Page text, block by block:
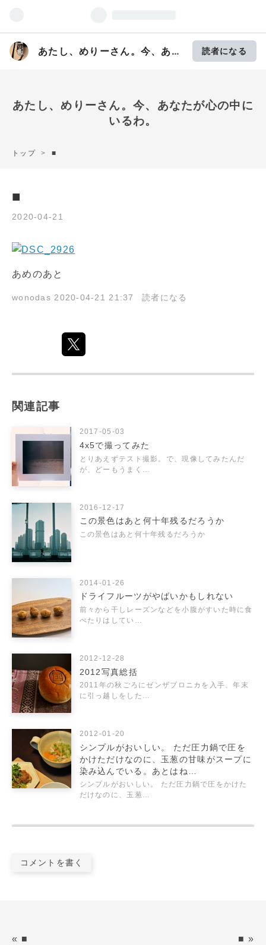
あたし、めりーさん。今、あな
読者になる
あたし、めりーさん。今、あなたが心の中に
いるわ。
トップ > ■
2020-04-21
■
あめのあと
wonodas 2020-04-21 21:37 読者になる
関連記事
2017-05-03
4x5で撮ってみた
とりあえずテスト撮影。で、現像してみたんだ
が、どーもうまく…
2016-12-17
この景色はあと何十年残るだろうか
この景色はあと何十年残るだろうか
2014-01-26
ドライフルーツがやばいかもしれない
前々から干しレーズンなどを小腹がすいた時に食
べたりはしてい…
2012-12-28
2012写真総括
2011年の秋ごろにゼンザブロニカを入手、年末
に引っ越しをした…
2012-01-20
シンプルがおいしい。 ただ圧力鍋で圧を
かけただけなのに、玉葱の甘味がスープに
染み込んでいる。あとはね…
シンプルがおいしい。 ただ圧力鍋で圧をかけた
だけなのに、玉葱…
コメントを書く
« ■ ■ »